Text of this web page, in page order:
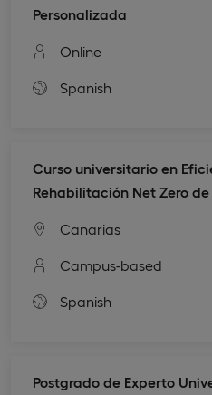
Personalizada
Online
Spanish
Curso universitario en
Rehabilitación Net Zero
Canarias
Campus-based
Spanish
Postgrado de Experto